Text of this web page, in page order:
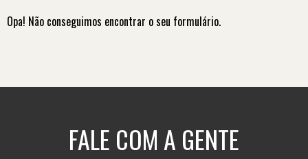
Opa! Não conseguimos encontrar o seu formulário.
FALE COM A GENTE